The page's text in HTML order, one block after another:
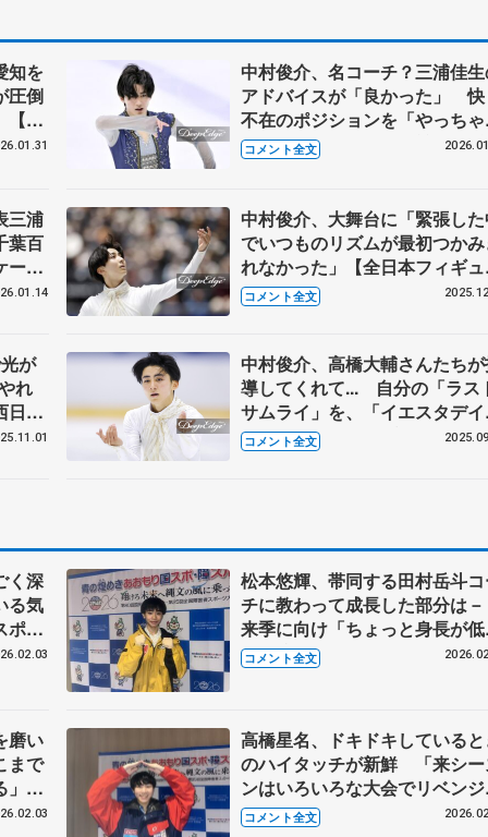
知を
圧倒
【国
男子
中村俊介、名コーチ？三浦佳
アドバイスが「良かった」 快
不在のポジションを「やっち
よ！」【日本学生氷上競技選手
権･男子フリー】
コメント全文
三浦
葉百
ータ
権・
中村俊介、大舞台に「緊張し
でいつものリズムが最初つかみ
れなかった」【全日本フィギ
男子SP】
コメント全文
が
れ
日本
中村俊介、高橋大輔さんたち
導してくれて... 自分の「ラス
サムライ」を、「イエスタデ
も 【木下グループ杯男子SP
後】
コメント全文
く深
る気
ポー
松本悠輝、帯同する田村岳斗
チに教わって成長した部分は
来季に向け「ちょっと身長が
ても演技に迫力が出るように」
【国民スポーツ大会冬季大会少
コメント全文
磨い
まで
る」
成年
高橋星名、ドキドキしていると
のハイタッチが新鮮 「来シー
ンはいろいろな大会でリベン
たい」【国民スポーツ大会冬
コメント全文